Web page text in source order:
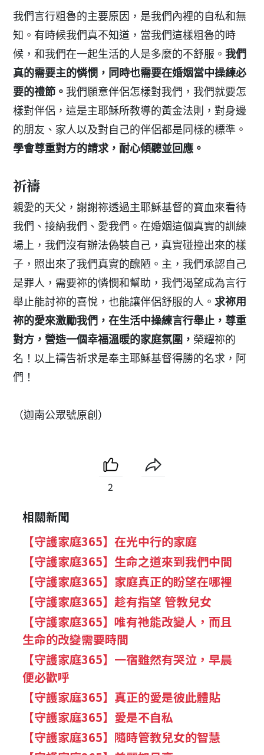
我們言行粗魯的主要原因，是我們內裡的自私和無
知。有時候我們真不知道，當我們這樣粗魯的時
候，和我們在一起生活的人是多麼的不舒服。我們
真的需要主的憐憫，同時也需要在婚姻當中操練必
要的禮節。 我們願意伴侶怎樣對我們，我們就要怎
樣對伴侶，這是主耶穌所教導的黃金法則，對身邊
的朋友、家人以及對自己的伴侶都是同樣的標準。
學會尊重對方的請求，耐心傾聽並回應。
祈禱
親愛的天父，謝謝祢透過主耶穌基督的寶血來看待
我們、接納我們、愛我們。在婚姻這個真實的訓練
場上，我們沒有辦法偽裝自己，真實碰撞出來的樣
子，照出來了我們真實的醜陋。主，我們承認自己
是罪人，需要祢的憐憫和幫助，我們渴望成為言行
舉止能討祢的喜悅，也能讓伴侶舒服的人。求祢用
祢的愛來激勵我們，在生活中操練言行舉止，尊重
對方，營造一個幸福溫暖的家庭氛圍， 榮耀祢的
名！以上禱告祈求是奉主耶穌基督得勝的名求，阿
們！
（迦南公眾號原創）
2
相關新聞
【守護家庭365】在光中行的家庭
【守護家庭365】生命之道來到我們中間
【守護家庭365】家庭真正的盼望在哪裡
【守護家庭365】趁有指望 管教兒女
【守護家庭365】唯有祂能改變人，而且
生命的改變需要時間
【守護家庭365】一宿雖然有哭泣，早晨
便必歡呼
【守護家庭365】真正的愛是彼此體貼
【守護家庭365】愛是不自私
【守護家庭365】隨時管教兒女的智慧